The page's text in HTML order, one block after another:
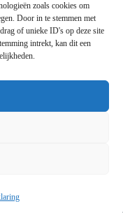
zoals cookies om
Door in te stemmen met
of unieke ID's op deze site
intrekt, kan dit een
by